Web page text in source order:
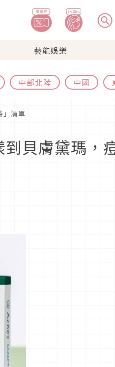
藝能娛樂
中部北陸 中國
」清單
貝膚黛瑪，